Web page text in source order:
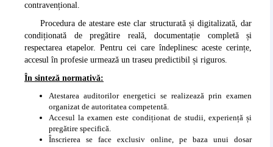
contravențional.
Procedura de atestare este clar structurată și digitalizată, dar
condiționată de pregătire reală, documentație completă și
respectarea etapelor. Pentru cei care îndeplinesc aceste cerințe,
accesul în profesie urmează un traseu predictibil și riguros.
În sinteză normativă:
Atestarea auditorilor energetici se realizează prin examen
organizat de autoritatea competentă.
Accesul la examen este condiționat de studii, experiență și
pregătire specifică.
Înscrierea se face exclusiv online, pe baza unui dosar